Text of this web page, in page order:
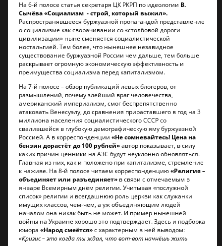
На 6-й полосе статья секретаря ЦК РКРП по идеологии В.
Сычёва «Социализм - строй, который выжил».
Распространявшееся буржуазной пропагандой представление
о социализме как сворачивании со «столбовой дороги
цивилизации» ныне сменяется социалистической
ностальгией. Тем более, что нынешнее незавидное
существование буржуазной России чем дальше, тем больше
раскрывает огромную экономическую эффективность и
преимущества социализма перед капитализмом.
На 7-й полосе – обзор публикаций левых блогеров, от
размышлений, почему злейший враг человечества,
американский империализм, смог беспрепятственно
атаковать Венесуэлу, до сравнения прираставшего в год на 3
миллиона населения социалистического СССР со
свалившейся в глубокую демографическую яму буржуазной
Россией. А в корреспонденции«Не сомневайтесь! Цена на
бензин дорастёт до 100 рублей»автор показывает, в силу
каких причин ценники на АЗС будут неуклонно обновляться.
Главная из них, как и положено при капитализме, стремление
к наживе. На 8-й полосе читаем корреспонденцию«Религия –
объединяет или разъединяет» в связи с отмечаемым в
январе Всемирным днём религии. Учитывая «послужной
список» религии и всегдашнюю роль церкви как служанки
имущих классов, чем-чем, а уж объединяющим людей
началом она никак быть не может. И пример нынешней
войны на Украине хорошо это подтверждает. Здесь и подборка
юмора«Народ смеётся»с характерным в ней выводом:
«Кризис – это когда ты ждал, что вот-вот начнёшь жить